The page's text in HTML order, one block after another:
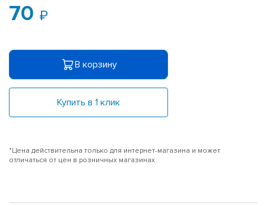
70
В корзину
Купить в 1 клик
*Цена действительна только для интернет-магазина и может
отличаться от цен в розничных магазинах